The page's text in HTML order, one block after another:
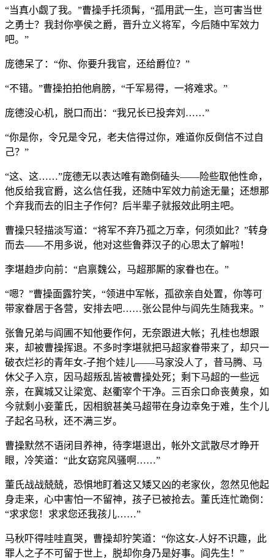
“当真小觑了我。”曹操手托须髯，“孤用武一生，岂可害当世
之勇士？我封你亭侯之爵，晋升立义将军，今后随中军效力
吧。”
庞德呆了：“你、你要升我官，还给爵位？”
“不错。”曹操拍拍他肩膀，“千军易得，一将难求。”
庞德没心机，脱口而出：“我兄长已投奔刘……”
“你是你，令兄是令兄，老夫信得过你，难道你反倒信不过自
己？”
“这、这……”庞德无以表达唯有跪倒磕头——险些取他性命，
他反给我官爵，这么信任我，还随中军效力前途无量；还想那
个弃我而去的旧主子作何？后半辈子就报效此明主吧。
曹操只轻描淡写道：“将军不弃乃孤之万幸，何须如此？”转身
而去——不用多说，他对这些鲁莽汉子的心思太了解啦！
李堪趋步向前：“启禀魏公，马超那厮的家眷也在。”
“嗯？”曹操面露狞笑，“领进中军帐，孤欲亲自处置，你等可
带家眷居于各营，安排去吧……张公昆仲与阎先生随我来。”
张鲁兄弟与阎圃不知他要作何，无奈跟进大帐；孔桂也想跟
来，却被曹操挥退。不多时李堪就把马超家眷带来了，却只一
破衣烂衫的青年女-子抱个娃儿——马家没人了，昔马腾、马
休父子入京，因马超叛乱皆被曹操处死；剩下马超的一些远
亲，在冀城又让梁宽、赵衢宰个干净。三百余口命丧黄泉，如
今就剩小妾董氏，因相貌甚美马超带在身边幸免于难，生个儿
子起名马秋，还不满三岁。
曹操默然不语闭目养神，待李堪退出，帐外文武散尽才睁开
眼，冷笑道：“此女窈窕风骚啊……”
董氏战战兢兢，恐惧地盯着这又矮又凶的老家伙，忽然见他起
身走来，心中害怕一不留神，孩子已被抢去。董氏连忙跪倒：
“求求您！求求您还我孩儿……”
马秋吓得哇哇直哭，曹操却狞笑道：“你这女-人好不识趣，此
罪人之子不可留于世上，脱却你身乃是好事。阎先生！”